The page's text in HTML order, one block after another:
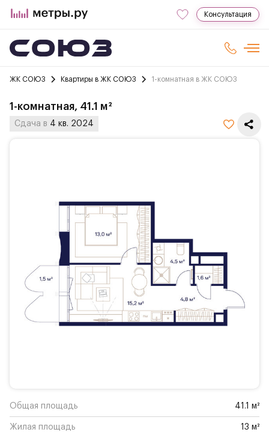
Консультация
ЖК СОЮЗ Квартиры в ЖК СОЮЗ 1-комнатная в ЖК СОЮЗ
1-комнатная, 41.1 м²
Сдача в 4 кв. 2024
Общая площадь 41.1 м²
Жилая площадь 13 м²